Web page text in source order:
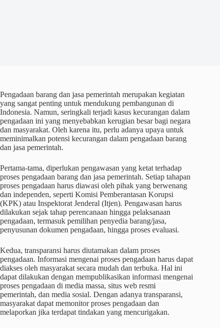
Pengadaan barang dan jasa pemerintah merupakan kegiatan
yang sangat penting untuk mendukung pembangunan di
Indonesia. Namun, seringkali terjadi kasus kecurangan dalam
pengadaan ini yang menyebabkan kerugian besar bagi negara
dan masyarakat. Oleh karena itu, perlu adanya upaya untuk
meminimalkan potensi kecurangan dalam pengadaan barang
dan jasa pemerintah.
Pertama-tama, diperlukan pengawasan yang ketat terhadap
proses pengadaan barang dan jasa pemerintah. Setiap tahapan
proses pengadaan harus diawasi oleh pihak yang berwenang
dan independen, seperti Komisi Pemberantasan Korupsi
(KPK) atau Inspektorat Jenderal (Itjen). Pengawasan harus
dilakukan sejak tahap perencanaan hingga pelaksanaan
pengadaan, termasuk pemilihan penyedia barang/jasa,
penyusunan dokumen pengadaan, hingga proses evaluasi.
Kedua, transparansi harus diutamakan dalam proses
pengadaan. Informasi mengenai proses pengadaan harus dapat
diakses oleh masyarakat secara mudah dan terbuka. Hal ini
dapat dilakukan dengan mempublikasikan informasi mengenai
proses pengadaan di media massa, situs web resmi
pemerintah, dan media sosial. Dengan adanya transparansi,
masyarakat dapat memonitor proses pengadaan dan
melaporkan jika terdapat tindakan yang mencurigakan.